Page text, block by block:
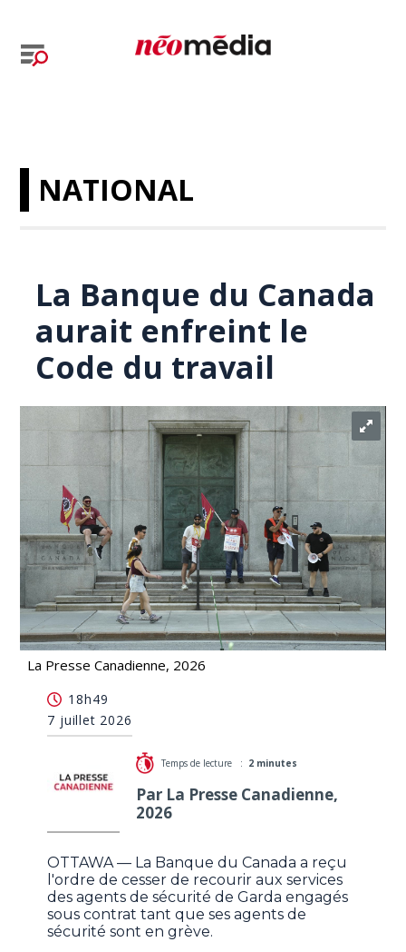
NATIONAL
La Banque du Canada
aurait enfreint le
Code du travail
La Presse Canadienne, 2026
travail18h49
7 juillet 2026
Temps de lecture : 2 minutes
Par La Presse Canadienne,
2026
OTTAWA — La Banque du Canada a reçu
l'ordre de cesser de recourir aux services
des agents de sécurité de Garda engagés
sous contrat tant que ses agents de
sécurité sont en grève.